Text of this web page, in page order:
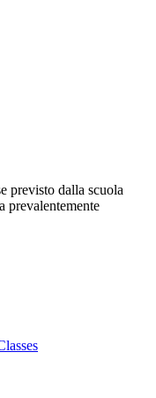
previsto dalla scuola
prevalentemente